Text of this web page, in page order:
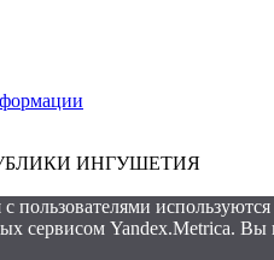
ИНГУШЕТИЯ
пользователями
сервисом Yandex.Metrica.